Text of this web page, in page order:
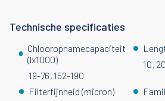
Technische specificaties
Chlooropnamecapaciteit
(lx1000)
19-76 152-190
10
Filterfijnheid (micron)